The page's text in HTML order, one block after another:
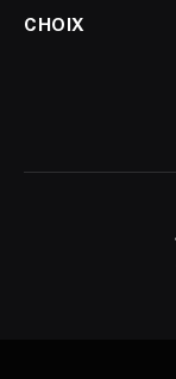
CHOIX